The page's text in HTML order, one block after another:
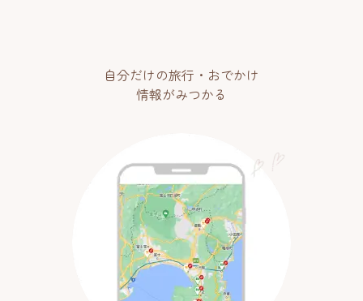
自分だけの旅行・おでかけ
情報がみつかる